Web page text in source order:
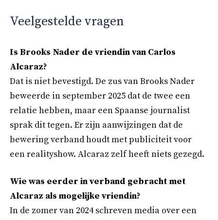
Veelgestelde vragen
Is Brooks Nader de vriendin van Carlos
Alcaraz?
Dat is niet bevestigd. De zus van Brooks Nader
beweerde in september 2025 dat de twee een
relatie hebben, maar een Spaanse journalist
sprak dit tegen. Er zijn aanwijzingen dat de
bewering verband houdt met publiciteit voor
een realityshow. Alcaraz zelf heeft niets gezegd.
Wie was eerder in verband gebracht met
Alcaraz als mogelijke vriendin?
In de zomer van 2024 schreven media over een